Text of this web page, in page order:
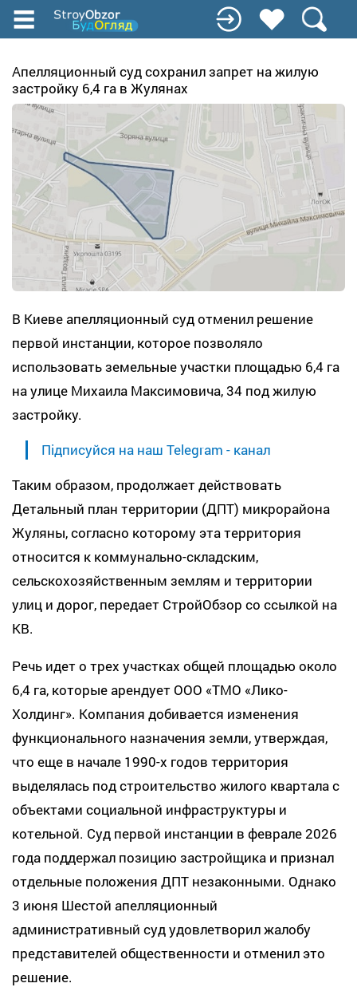
Перейти
содержанию
Апелляционный суд сохранил запрет на жилую
застройку 6,4 га в Жулянах
В Киеве апелляционный суд отменил решение
первой инстанции, которое позволяло
использовать земельные участки площадью 6,4 га
на улице Михаила Максимовича, 34 под жилую
застройку.
Підписуйся на наш Telegram - канал
Таким образом, продолжает действовать
Детальный план территории (ДПТ) микрорайона
Жуляны, согласно которому эта территория
относится к коммунально-складским,
сельскохозяйственным землям и территории
улиц и дорог, передает СтройОбзор со ссылкой на
КВ.
Речь идет о трех участках общей площадью около
6,4 га, которые арендует ООО «ТМО «Лико-
Холдинг». Компания добивается изменения
функционального назначения земли, утверждая,
что еще в начале 1990-х годов территория
выделялась под строительство жилого квартала с
объектами социальной инфраструктуры и
котельной. Суд первой инстанции в феврале 2026
года поддержал позицию застройщика и признал
отдельные положения ДПТ незаконными. Однако
3 июня Шестой апелляционный
административный суд удовлетворил жалобу
представителей общественности и отменил это
решение.